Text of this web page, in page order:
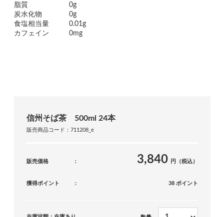
脂質
0g
炭水化物
0g
食塩相当量
0.01g
カフェイン
0mg
信州そば茶 500ml 24本
販売商品コード：711208_e
販売価格 3,840 円（税込）
獲得ポイント 38 ポイント